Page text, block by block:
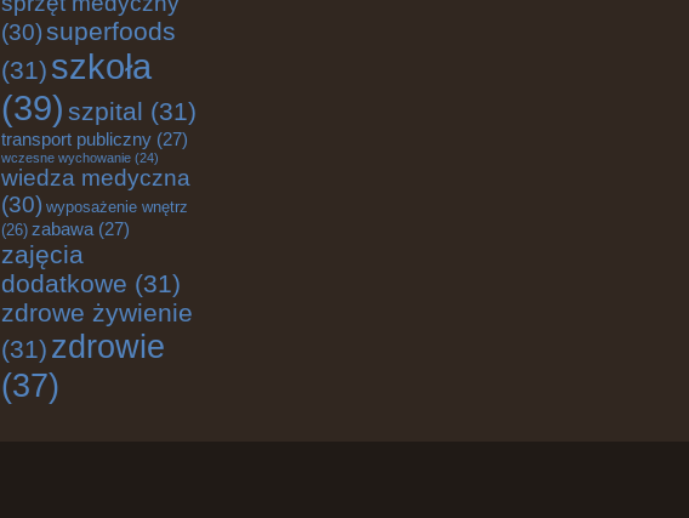
(30)superfoods
(31) szkoła
(39) szpital (31)
transport publiczny (27)
wczesne wychowanie (24)
wiedza medyczna
(30) wyposażenie wnętrz
(26) zabawa (27)
zajęcia
dodatkowe (31)
zdrowe żywienie
(31) zdrowie
(37)